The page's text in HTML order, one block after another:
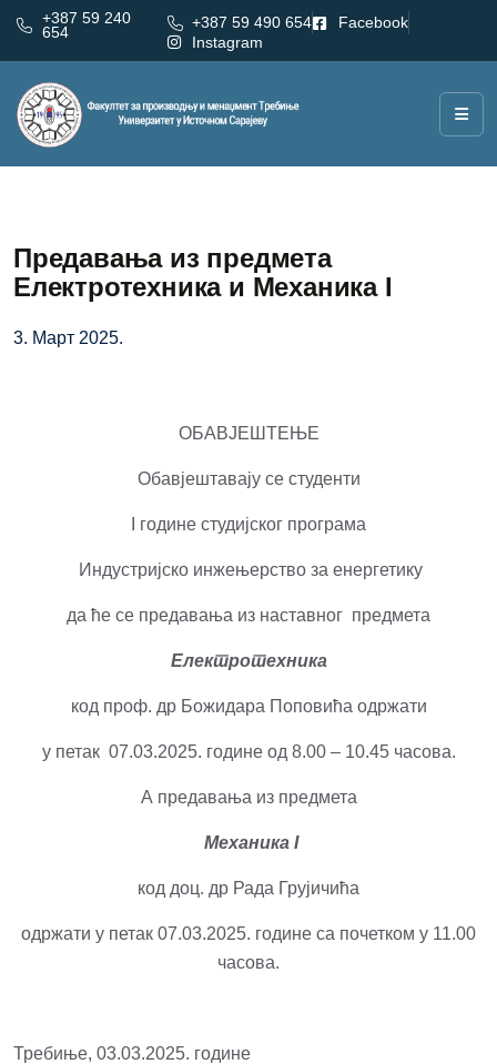
+387 59 240
654
+387 59 490 654
Facebook
Instagram
Предавања из предмета
Електротехника и Механика I
3. Март 2025.
ОБАВЈЕШТЕЊЕ
Обавјештавају се студенти
I године студијског програма
Индустријско инжењерство за енергетику
да ће се предавања из наставног предмета
Електротехника
код проф. др Божидара Поповића одржати
у петак 07.03.2025. године од 8.00 – 10.45 часова.
А предавања из предмета
Механика I
код доц. др Рада Грујичића
одржати у петак 07.03.2025. године са почетком у 11.00
часова.
Требиње, 03.03.2025. године